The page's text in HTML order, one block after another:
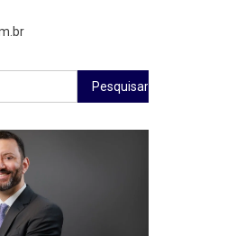
Pesquisar
por: